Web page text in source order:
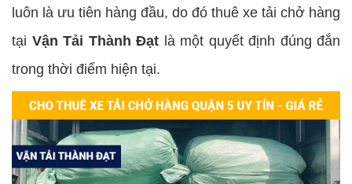
luôn là ưu tiên hàng đầu, do đó thuê xe tải chở hàng
tại Vận Tải Thành Đạt là một quyết định đúng đắn
trong thời điểm hiện tại.